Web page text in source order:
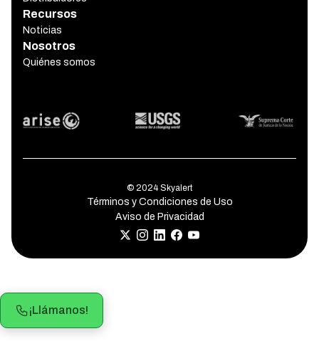
Recursos
Noticias
Nosotros
Quiénes somos
© 2024 Skyalert
Términos y Condiciones de Uso
Aviso de Privacidad
¡Llámanos!